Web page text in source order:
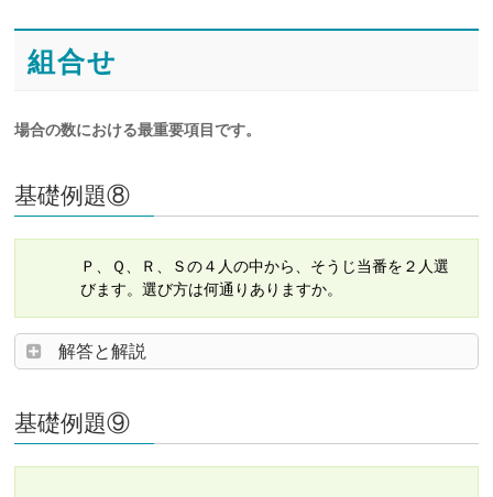
組合せ
場合の数における最重要項目です。
基礎例題⑧
Ｐ、Ｑ、Ｒ、Ｓの４人の中から、そうじ当番を２人選
びます。選び方は何通りありますか。
解答と解説
基礎例題⑨